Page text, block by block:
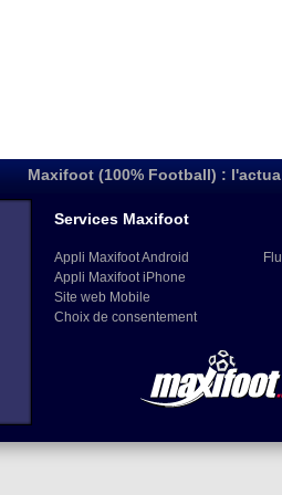
Maxifoot (100% Football) :
Services Maxifoot
Appli Maxifoot Android
Appli Maxifoot iPhone
Site web Mobile
Choix de consentement